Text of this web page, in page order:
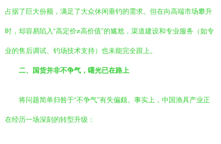
占据了巨大份额，满足了大众休闲垂钓的需求。但在向高端市场攀升
时，却容易陷入“高定价≠高价值”的尴尬，渠道建设和专业服务（如专
业的售后调试、钓场技术支持）也未能完全跟上。
二、国货并非不争气，曙光已在路上
将问题简单归咎于“不争气”有失偏颇。事实上，中国渔具产业正
在经历一场深刻的转型升级：